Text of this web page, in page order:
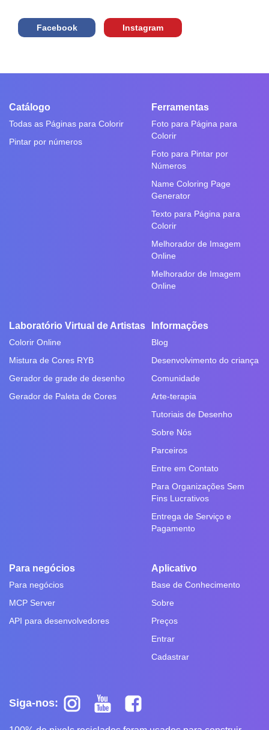
Facebook Instagram
Catálogo
Todas as Páginas para Colorir
Pintar por números
Ferramentas
Foto para Página para
Colorir
Foto para Pintar por
Números
Name Coloring Page
Generator
Texto para Página para
Colorir
Melhorador de Imagem
Online
Melhorador de Imagem
Online
Laboratório Virtual de Artistas
Colorir Online
Mistura de Cores RYB
Gerador de grade de desenho
Gerador de Paleta de Cores
Informações
Blog
Desenvolvimento do criança
Comunidade
Arte-terapia
Tutoriais de Desenho
Sobre Nós
Parceiros
Entre em Contato
Para Organizações Sem
Fins Lucrativos
Entrega de Serviço e
Pagamento
Para negócios
Para negócios
MCP Server
API para desenvolvedores
Aplicativo
Base de Conhecimento
Sobre
Preços
Entrar
Cadastrar
Siga-nos: